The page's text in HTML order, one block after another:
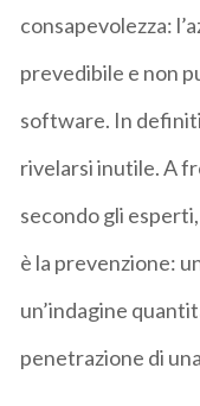
consapevolezza:
prevedibile e non
software. In
rivelarsi inutile. A
secondo gli
è la prevenzione:
un’indagine
penetrazione di